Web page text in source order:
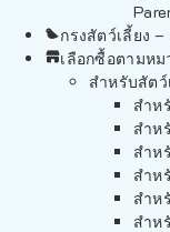
กรงสัตว์เลี้ยง
เลือกซื้อตามหม
สำหรับสัตว์
สำห
สำห
สำห
สำห
สำห
สำห